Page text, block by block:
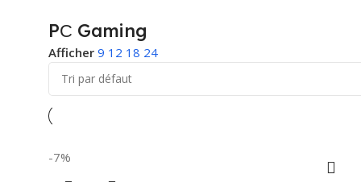
PС Gaming
Afficher 9 12 18 24
-7%